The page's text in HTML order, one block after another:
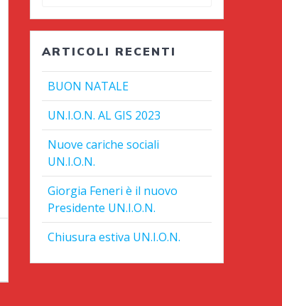
ARTICOLI RECENTI
BUON NATALE
UN.I.O.N. AL GIS 2023
Nuove cariche sociali
UN.I.O.N.
Giorgia Feneri è il nuovo
Presidente UN.I.O.N.
Chiusura estiva UN.I.O.N.